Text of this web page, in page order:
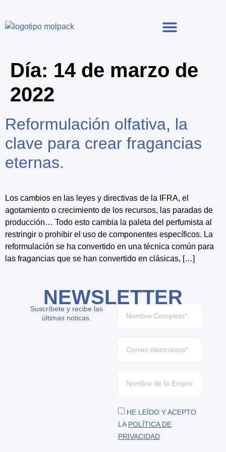
Día: 14 de marzo de
2022
Reformulación olfativa, la
clave para crear fragancias
eternas.
Los cambios en las leyes y directivas de la IFRA, el
agotamiento o crecimiento de los recursos, las paradas de
producción… Todo esto cambia la paleta del perfumista al
restringir o prohibir el uso de componentes específicos. La
reformulación se ha convertido en una técnica común para
las fragancias que se han convertido en clásicas, […]
NEWSLETTER
Suscríbete y recibe las
últimas noticas.
HE LEÍDO Y ACEPTO
LA POLÍTICA DE
PRIVACIDAD